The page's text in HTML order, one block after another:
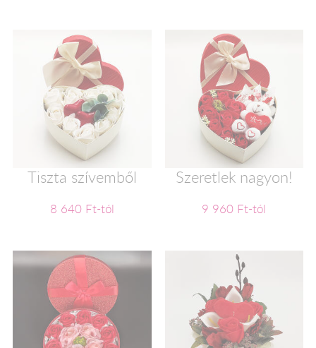
Tiszta szívemből
8 640 Ft-tól
Szeretlek nagyon!
9 960 Ft-tól